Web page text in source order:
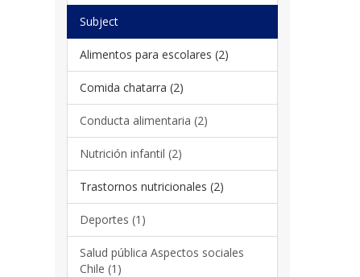
Subject
Alimentos para escolares (2)
Comida chatarra (2)
Conducta alimentaria (2)
Nutrición infantil (2)
Trastornos nutricionales (2)
Deportes (1)
Salud pública Aspectos sociales
Chile (1)